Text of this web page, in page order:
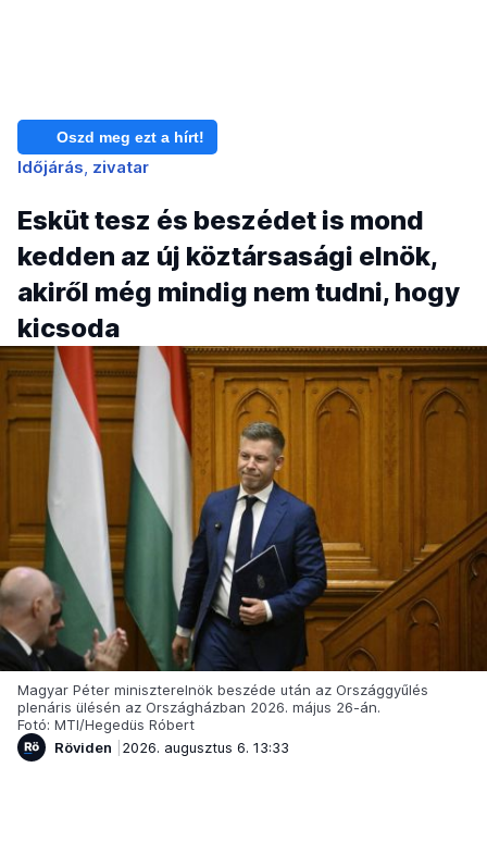
Oszd meg ezt a hírt!
Időjárás zivatar
Esküt tesz és beszédet is mond
kedden az új köztársasági elnök,
akiről még mindig nem tudni, hogy
kicsoda
Magyar Péter miniszterelnök beszéde után az Országgyűlés
plenáris ülésén az Országházban 2026. május 26-án.
Fotó: MTI/Hegedüs Róbert
Röviden
2026. augusztus 6. 13:33